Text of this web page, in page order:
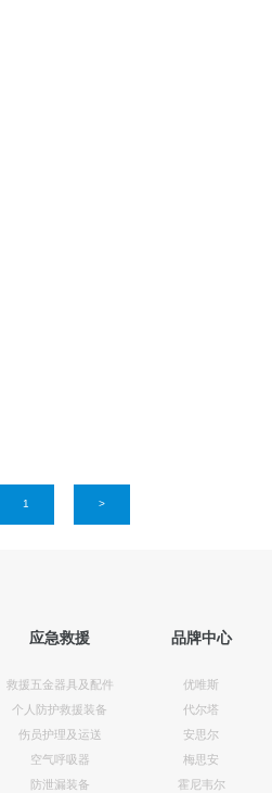
1 >
应急救援
救援五金器具及配件
个人防护救援装备
伤员护理及运送
空气呼吸器
防泄漏装备
品牌中心
优唯斯
代尔塔
安思尔
梅思安
霍尼韦尔